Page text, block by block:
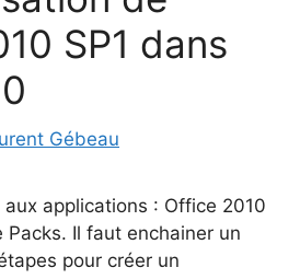
SP1 dans
Gébeau
applications : Office 2010
Packs. Il faut enchainer un
pour créer un